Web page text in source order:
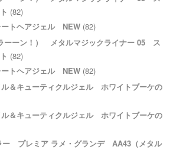
(82)
トヘアジェル NEW (82)
ーーン！） メタルマジックライナー 05 ス
(82)
トヘアジェル NEW (82)
＆キューティクルジェル ホワイトブーケの
＆キューティクルジェル ホワイトブーケの
プレミア ラメ・グランデ AA43（メタル